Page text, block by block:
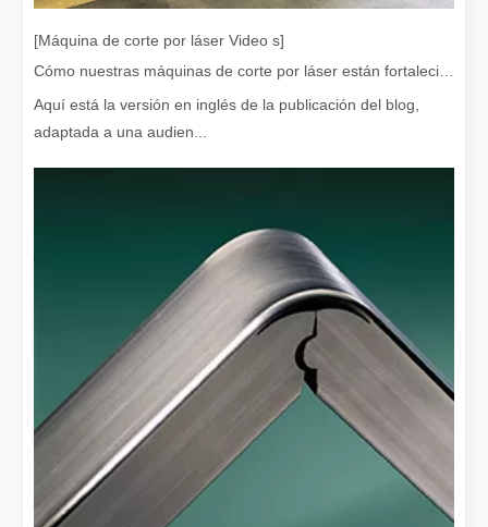
Eliminación de pintura con láser, debe elegir la mejor forma de eliminar la pintura
En el campo del tratamiento y restauración de superficies, la
Las máquinas de corte por láser son una herramienta
[Máquina de corte por láser Video s]
Aquí está la versión en inglés de la publicación del blog,
adaptada a una audien...